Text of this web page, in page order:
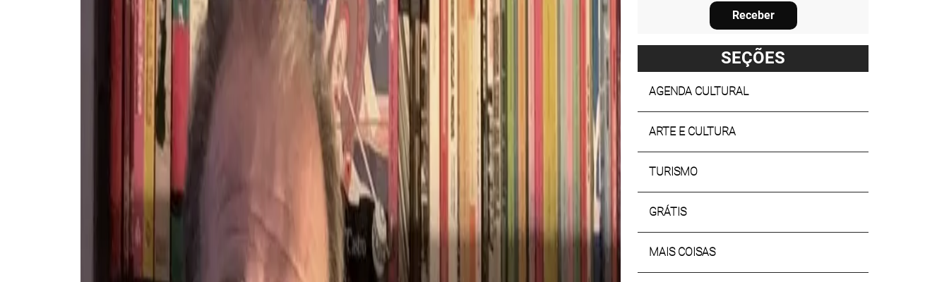
Receber
SEÇÕES
AGENDA CULTURAL
ARTE E CULTURA
TURISMO
GRÁTIS
MAIS COISAS